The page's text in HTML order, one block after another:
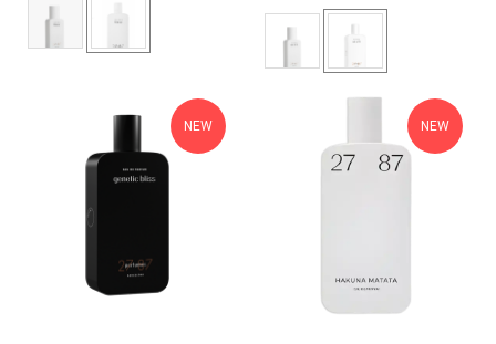
NEW NEW